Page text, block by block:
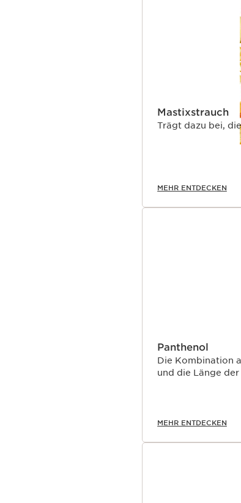
93 % natürliche
Recycelbarer
*Klinischer Test an 33
LASH BOOSTING
kombiniert mit
Wimpern,
Clarins Plus
Ihre DUAL-FIBRE
Mastixstrauch
Trägt dazu bei,
MEHR ENTDECKEN
Panthenol
Die Kombination
und die Länge
MEHR ENTDECKEN